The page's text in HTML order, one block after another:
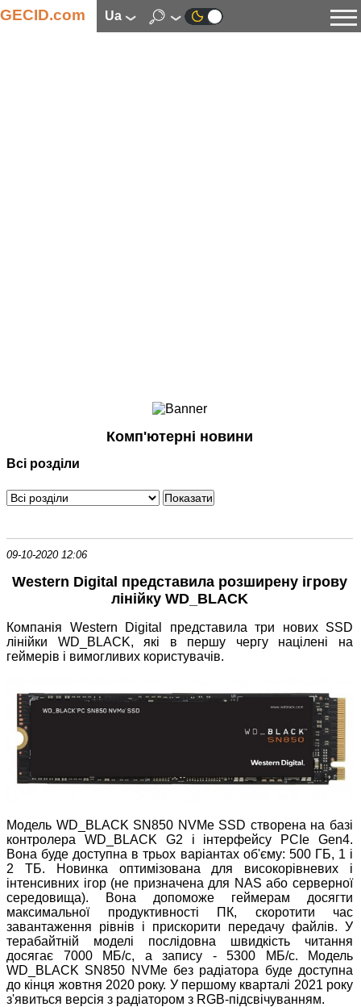
GECID.com ua
Смартфони
Периферія
Програмне забезпечення
Комп'ютерні новини
Всі розділи
09-10-2020 12:06
Western Digital представила розширену ігрову
лінійку WD_BLACK
Компанія Western Digital представила три нових SSD
лінійки WD_BLACK, які в першу чергу націлені на
геймерів і вимогливих користувачів.
Модель WD_BLACK SN850 NVMe SSD створена на базі
контролера WD_BLACK G2 і інтерфейсу PCIe Gen4.
Вона буде доступна в трьох варіантах об'єму: 500 ГБ, 1 і
2 ТБ. Новинка оптимізована для високорівневих і
інтенсивних ігор (не призначена для NAS або серверної
середовища). Вона допоможе геймерам досягти
максимальної продуктивності ПК, скоротити час
завантаження рівнів і прискорити передачу файлів. У
терабайтній моделі послідовна швидкість читання
досягає 7000 МБ/с, а запису - 5300 МБ/с. Модель
WD_BLACK SN850 NVMe без радіатора буде доступна
до кінця жовтня 2020 року. У першому кварталі 2021 року
з'явиться версія з радіатором з RGB-підсвічуванням.